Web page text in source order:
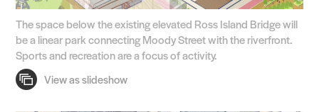
The space below the existing elevated Ross Island Bridge will
be a linear park connecting Moody Street with the riverfront.
Sports and recreation are a focus of activity.